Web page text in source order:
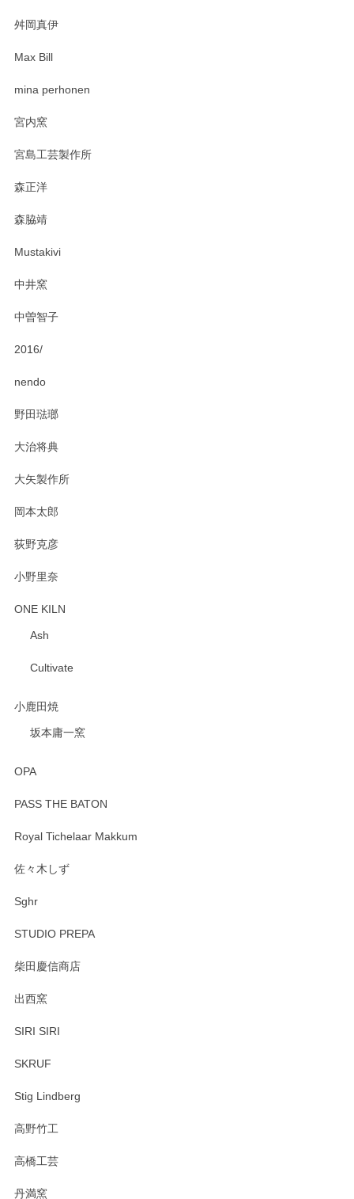
おかけしました。 ありがとうございます。
舛岡真伊
Max Bill
mina perhonen
宮内窯
宮島工芸製作所
森正洋
森脇靖
Mustakivi
中井窯
中曽智子
2016/
nendo
野田琺瑯
大治将典
大矢製作所
岡本太郎
荻野克彦
小野里奈
ONE KILN
Ash
Cultivate
小鹿田焼
坂本庸一窯
OPA
PASS THE BATON
Royal Tichelaar Makkum
佐々木しず
Sghr
STUDIO PREPA
柴田慶信商店
出西窯
SIRI SIRI
SKRUF
Stig Lindberg
高野竹工
高橋工芸
丹満窯